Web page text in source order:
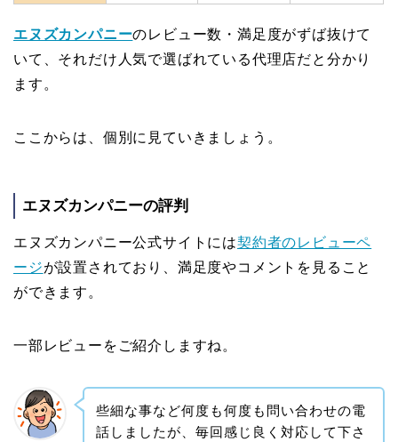
エヌズカンパニーのレビュー数・満足度がずば抜けて
いて、それだけ人気で選ばれている代理店だと分かり
ます。
ここからは、個別に見ていきましょう。
エヌズカンパニーの評判
エヌズカンパニー公式サイトには契約者のレビューペ
ージが設置されており、満足度やコメントを見ること
ができます。
一部レビューをご紹介しますね。
些細な事など何度も何度も問い合わせの電
話しましたが、毎回感じ良く対応して下さ